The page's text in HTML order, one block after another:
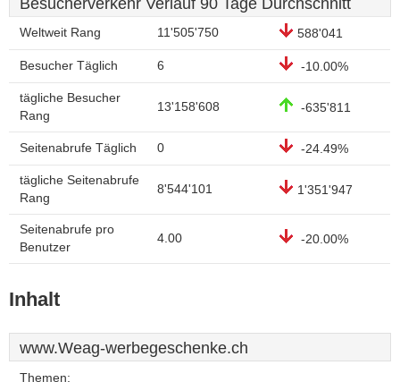
Besucherverkehr Verlauf 90 Tage Durchschnitt
Weltweit Rang 11'505'750 588'041
Besucher Täglich 6 -10.00%
tägliche Besucher
Rang
13'158'608 -635'811
Seitenabrufe Täglich 0 -24.49%
tägliche Seitenabrufe
Rang
8'544'101 1'351'947
Seitenabrufe pro
Benutzer
4.00 -20.00%
Inhalt
www.Weag-werbegeschenke.ch
Themen: